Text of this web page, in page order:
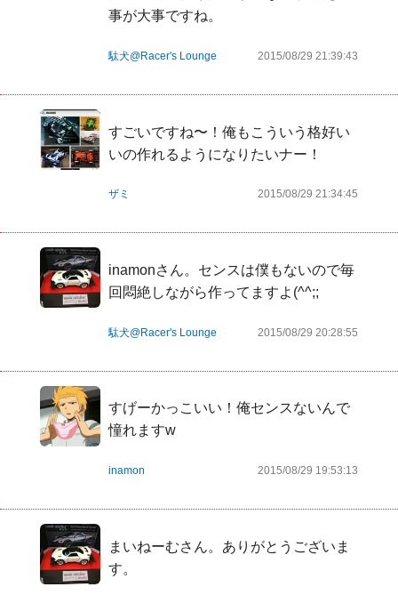
事が大事ですね。
駄犬@Racer's Lounge 2015/08/29 21:39:43
すごいですね〜！俺もこういう格好い
いの作れるようになりたいナー！
ザミ 2015/08/29 21:34:45
inamonさん。センスは僕もないので毎
回悶絶しながら作ってますよ(^^;;
駄犬@Racer's Lounge 2015/08/29 20:28:55
すげーかっこいい！俺センスないんで
憧れますw
inamon 2015/08/29 19:53:13
まいねーむさん。ありがとうございま
す。